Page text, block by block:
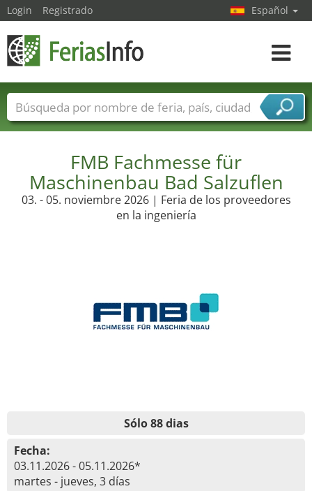
FMB Fachmesse für
Maschinenbau Bad Salzuflen
03. - 05. noviembre 2026 | Feria de los proveedores
en la ingeniería
Sólo 88 dias
Fecha:
03.11.2026 - 05.11.2026*
martes - jueves, 3 días
Login Registrado Español
toggle
Nombres de ferias Países
Ciudades
Sectores de proveedor de servicios